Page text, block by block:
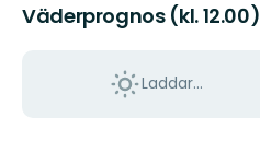
Väderprognos (kl. 12.00)
Laddar...